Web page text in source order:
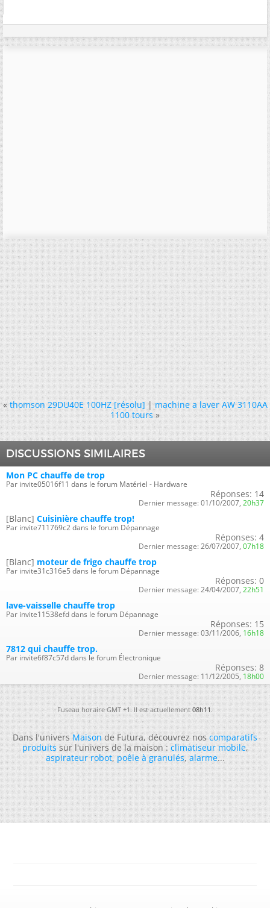
« thomson 29DU40E 100HZ [résolu]|machine a laver AW 3110AA
1100 tours »
DISCUSSIONS SIMILAIRES
Mon PC chauffe de trop
Par invite05016f11 dans le forum Matériel - Hardware
Réponses: 14
Dernier message: 01/10/2007, 20h37
[Blanc] Cuisinière chauffe trop!
Par invite711769c2 dans le forum Dépannage
Réponses: 4
Dernier message: 26/07/2007, 07h18
[Blanc] moteur de frigo chauffe trop
Par invite31c316e5 dans le forum Dépannage
Réponses: 0
Dernier message: 24/04/2007, 22h51
lave-vaisselle chauffe trop
Par invite11538efd dans le forum Dépannage
Réponses: 15
Dernier message: 03/11/2006, 16h18
7812 qui chauffe trop.
Par invite6f87c57d dans le forum Électronique
Réponses: 8
Dernier message: 11/12/2005, 18h00
Fuseau horaire GMT +1. Il est actuellement08h11.
Dans l'universMaisonde Futura, découvrez noscomparatifs
produitssur l'univers de la maison :climatiseur mobile,
aspirateur robot,poêle à granulés,alarme...